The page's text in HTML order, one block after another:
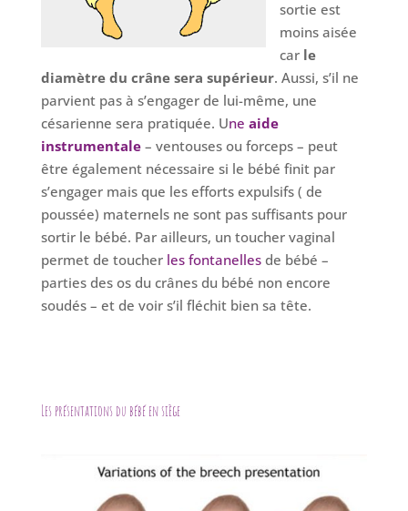
sortie est
moins aisée
car le
diamètre du crâne sera supérieur. Aussi, s’il ne
parvient pas à s’engager de lui-même, une
césarienne sera pratiquée. Une aide
instrumentale– ventouses ou forceps – peut
être également nécessaire si le bébé finit par
s’engager mais que les efforts expulsifs ( de
poussée) maternels ne sont pas suffisants pour
sortir le bébé. Par ailleurs, un toucher vaginal
permet de toucher les fontanellesde bébé –
parties des os du crânes du bébé non encore
soudés – et de voir s’il fléchit bien sa tête.
Les présentations du bébé en siège